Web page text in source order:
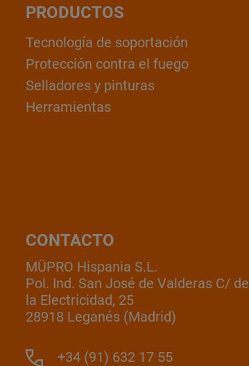
PRODUCTOS
Tecnología de soportación
Protección contra el fuego
Selladores y pinturas
Herramientas
CONTACTO
MÜPRO Hispania S.L.
Pol. Ind. San José de Valderas C/ de
la Electricidad, 25
28918 Leganés (Madrid)
+34 (91) 632 17 55